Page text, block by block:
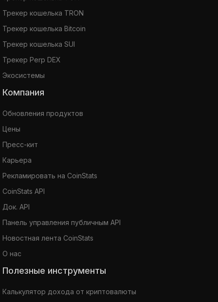
Трекер кошелька TRON
Трекер кошелька Bitcoin
Трекер кошелька SUI
Трекер Perp DEX
Экосистемы
Компания
Обновления продуктов
Цены
Пресс-кит
Карьера
Рекламировать на CoinStats
CoinStats API
Док. API
Панель управления публичным API
Новостная лента CoinStats
О нас
Полезные инструменты
Калькулятор дохода от криптовалюты